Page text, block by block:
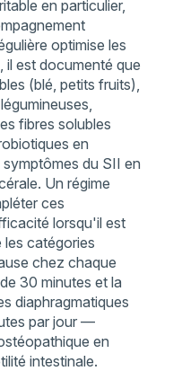
en particulier,
optimise les
il est documenté que
(blé, petits fruits),
fibres solubles
en
du SII en
Un régime
ces
lorsqu'il est
les catégories
chez chaque
30 minutes et la
diaphragmatiques
par jour —
en
intestinale.